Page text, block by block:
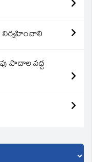
నిర్వహించాలి
పాదాల వద్ద